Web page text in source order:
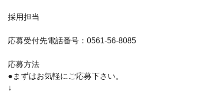
採用担当
応募受付先電話番号：0561-56-8085
応募方法
●まずはお気軽にご応募下さい。
↓